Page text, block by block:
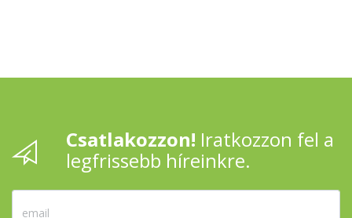
Csatlakozzon! Iratkozzon fel a
legfrissebb híreinkre.